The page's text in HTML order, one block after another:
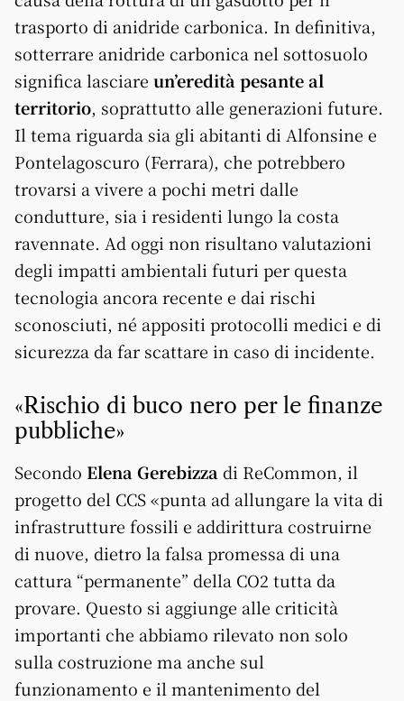
trasporto di anidride carbonica. In definitiva,
sotterrare anidride carbonica nel sottosuolo
significa lasciare un’eredità pesante al
territorio, soprattutto alle generazioni future.
Il tema riguarda sia gli abitanti di Alfonsine e
Pontelagoscuro (Ferrara), che potrebbero
trovarsi a vivere a pochi metri dalle
condutture, sia i residenti lungo la costa
ravennate. Ad oggi non risultano valutazioni
degli impatti ambientali futuri per questa
tecnologia ancora recente e dai rischi
sconosciuti, né appositi protocolli medici e di
sicurezza da far scattare in caso di incidente.
«Rischio di buco nero per le finanze
pubbliche»
Secondo Elena Gerebizza di ReCommon, il
progetto del CCS «punta ad allungare la vita di
infrastrutture fossili e addirittura costruirne
di nuove, dietro la falsa promessa di una
cattura “permanente” della CO2 tutta da
provare. Questo si aggiunge alle criticità
importanti che abbiamo rilevato non solo
sulla costruzione ma anche sul
funzionamento e il mantenimento del